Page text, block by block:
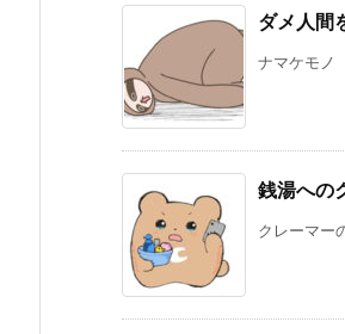
ダメ人間
ナマケモノ
銭湯への
クレーマー